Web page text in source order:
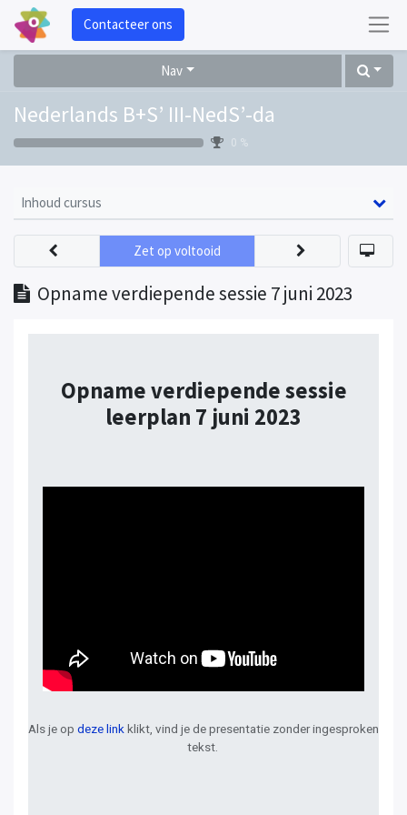
Contacteer ons
Nav
Nederlands B+S’ III-NedS’-da
0 %
Inhoud cursus
Opname verdiepende sessie 7 juni 2023
Zet op voltooid
Opname verdiepende sessie
leerplan 7 juni 2023
Als je op deze link klikt, vind je de presentatie zonder ingesproken
tekst.